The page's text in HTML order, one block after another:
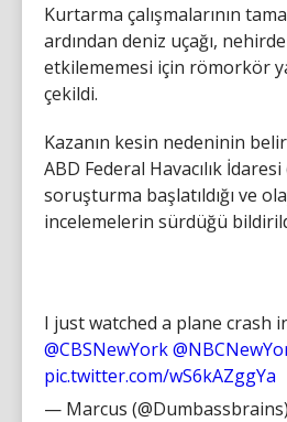
Kurtarma çalışmalarının
ardından deniz uçağı,
etkilememesi için römorkör
çekildi.
Kazanın kesin nedeninin
ABD Federal Havacılık
soruşturma başlatıldığı ve
incelemelerin sürdüğü
I just watched a plane crash
@CBSNewYork
pic.twitter.com/wS6kAZggYa
— Marcus (@Dumbassbrains)